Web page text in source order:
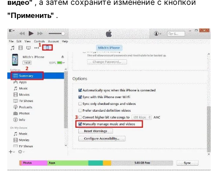
видео"
"Применить" .